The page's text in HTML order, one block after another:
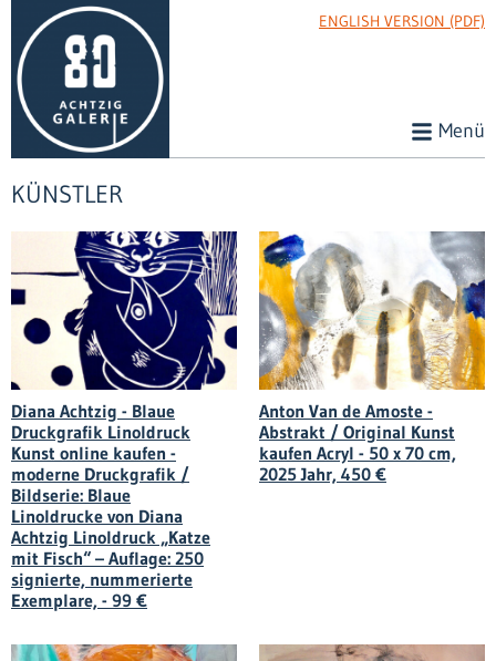
ENGLISH VERSION (PDF)
Menü
KÜNSTLER
Diana Achtzig - Blaue
Druckgrafik Linoldruck
Kunst online kaufen -
moderne Druckgrafik /
Bildserie: Blaue
Linoldrucke von Diana
Achtzig Linoldruck „Katze
mit Fisch“ – Auflage: 250
signierte, nummerierte
Exemplare, - 99 €
Anton Van de Amoste -
Abstrakt / Original Kunst
kaufen Acryl - 50 x 70 cm,
2025 Jahr, 450 €